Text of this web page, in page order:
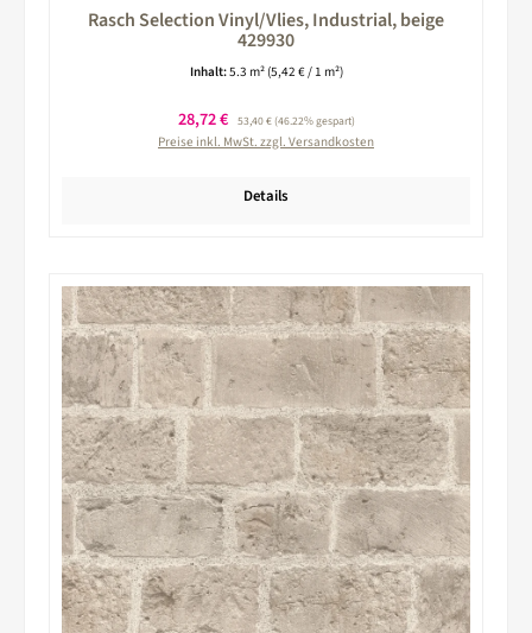
Rasch Selection Vinyl/Vlies, Industrial, beige
429930
Inhalt:5.3 m² (5,42 € / 1 m²)
Verkaufspreis:
28,72 € Regulärer Preis:
53,40 €(46.22% gespart)
Preise inkl. MwSt. zzgl. Versandkosten
Details